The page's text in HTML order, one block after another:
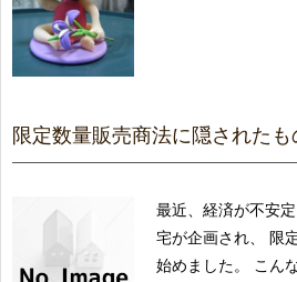
せんネ。 最近は少
統行事に対して疎
りと一緒...
限定数量販売商法に隠されたも
最近、経済が不安
宅が企画され、 限
始めました。 こん